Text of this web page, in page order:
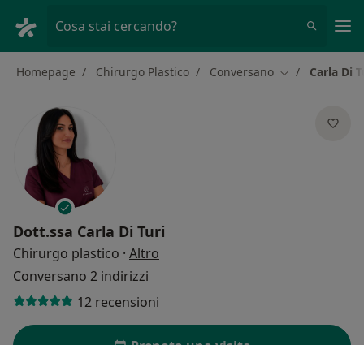
Cosa stai cercando?
Homepage Chirurgo Plastico Conversano Cambia città
Carla Di
Dott.ssa Carla Di Turi
Chirurgo plastico · Altro
Conversano 2 indirizzi
12 recensioni